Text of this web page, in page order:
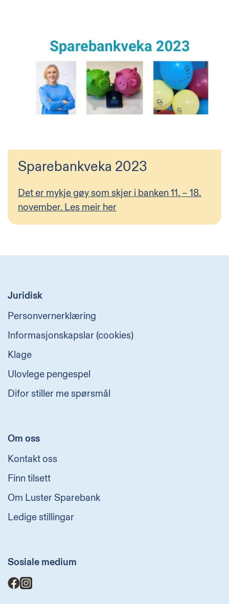
Sparebankveka 2023
Det er mykje gøy som skjer i banken 11. – 18.
november. Les meir her
Juridisk
Personvernerklæring
Informasjonskapslar (cookies)
Klage
Ulovlege pengespel
Difor stiller me spørsmål
Om oss
Kontakt oss
Finn tilsett
Om Luster Sparebank
Ledige stillingar
Sosiale medium